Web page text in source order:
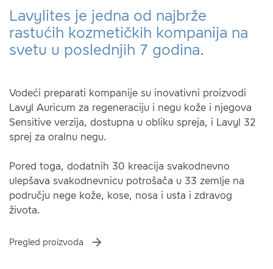
Lavylites je jedna od najbrže
rastućih kozmetičkih kompanija na
svetu u poslednjih 7 godina.
Vodeći preparati kompanije su inovativni proizvodi
Lavyl Auricum za regeneraciju i negu kože i njegova
Sensitive verzija, dostupna u obliku spreja, i Lavyl 32
sprej za oralnu negu.
Pored toga, dodatnih 30 kreacija svakodnevno
ulepšava svakodnevnicu potrošača u 33 zemlje na
području nege kože, kose, nosa i usta i zdravog
života.
Pregled proizvoda